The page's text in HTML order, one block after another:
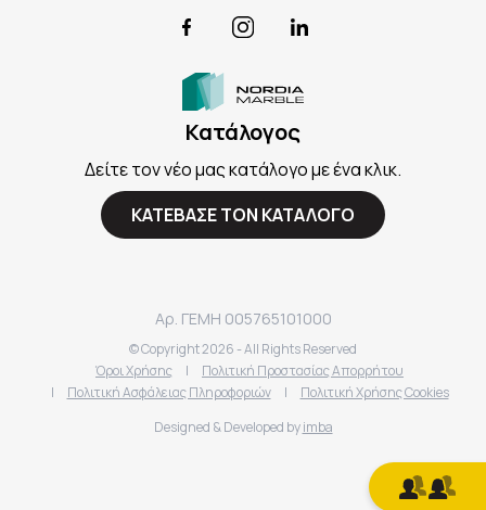
FacebookInstagramLinkedIn
Κατάλογος
Δείτε τον νέο μας κατάλογο με ένα κλικ.
ΚΑΤΕΒΑΣΕ ΤΟΝ ΚΑΤΑΛΟΓΟ
Αρ. ΓΕΜΗ 005765101000
© Copyright2026 - All Rights Reserved
Όροι Χρήσης
|
Πολιτική Προστασίας Απορρήτου
|
Πολιτική Ασφάλειας Πληροφοριών |
Πολιτική Χρήσης Cookies
Designed & Developed by imba